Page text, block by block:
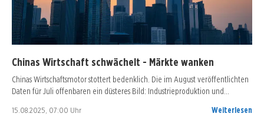
Chinas Wirtschaft schwächelt - Märkte wanken
Chinas Wirtschaftsmotor stottert bedenklich. Die im August veröffentlichten
Daten für Juli offenbaren ein düsteres Bild: Industrieproduktion und…
15.08.2025, 07:00 Uhr Weiterlesen